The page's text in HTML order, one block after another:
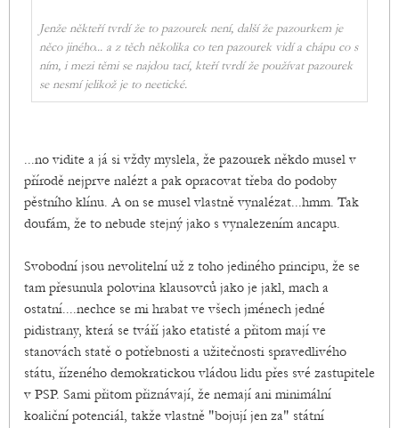
Jenže někteří tvrdí že to pazourek není, další že pazourkem je
něco jiného... a z těch několika co ten pazourek vidí a chápu co s
ním, i mezi těmi se najdou tací, kteří tvrdí že používat pazourek
se nesmí jelikož je to neetické.
...no vidite a já si vždy myslela, že pazourek někdo musel v
přírodě nejprve nalézt a pak opracovat třeba do podoby
pěstního klínu. A on se musel vlastně vynalézat...hmm. Tak
doufám, že to nebude stejný jako s vynalezením ancapu.
Svobodní jsou nevolitelní už z toho jediného principu, že se
tam přesunula polovina klausovců jako je jakl, mach a
ostatní....nechce se mi hrabat ve všech jménech jedné
pidistrany, která se tváří jako etatisté a přitom mají ve
stanovách statě o potřebnosti a užitečnosti spravedlivého
státu, řízeného demokratickou vládou lidu přes své zastupitele
v PSP. Sami přitom přiznávají, že nemají ani minimální
koaliční potenciál, takže vlastně "bojují jen za" státní